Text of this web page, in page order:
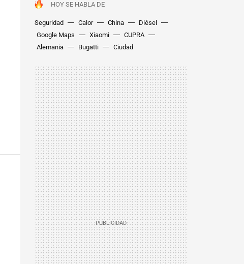
HOY SE HABLA DE
Seguridad Calor China
Diésel
Google Maps
Xiaomi
CUPRA
Alemania
Bugatti Ciudad